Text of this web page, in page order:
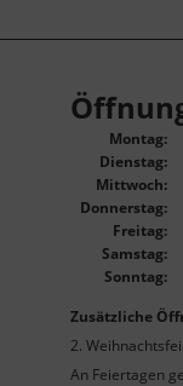
Montag:
Dienstag:
Mittwoch:
Donnerstag:
Freitag:
Samstag:
Sonntag:
Zusätzliche
2.
An Feiertagen